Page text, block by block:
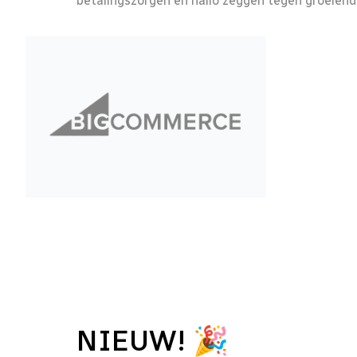
NIEUW! 🎉